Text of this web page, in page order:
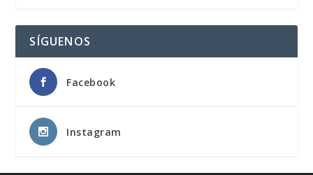
SÍGUENOS
Facebook
Instagram